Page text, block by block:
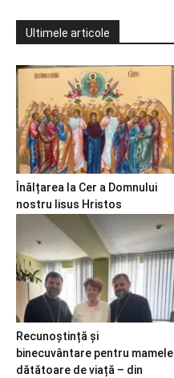
Ultimele articole
Înălțarea la Cer a Domnului
nostru Iisus Hristos
Recunoștință și
binecuvântare pentru mamele
dătătoare de viață – din